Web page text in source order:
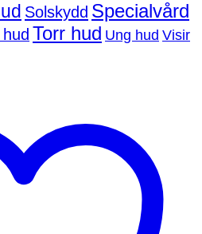
Solskydd Specialvård
Torr hud Ung hud Visir